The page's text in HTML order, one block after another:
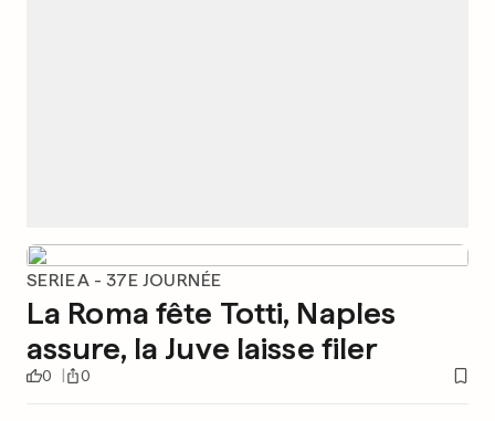
SERIE A - 37E JOURNÉE
La Roma fête Totti, Naples
assure, la Juve laisse filer
0 0